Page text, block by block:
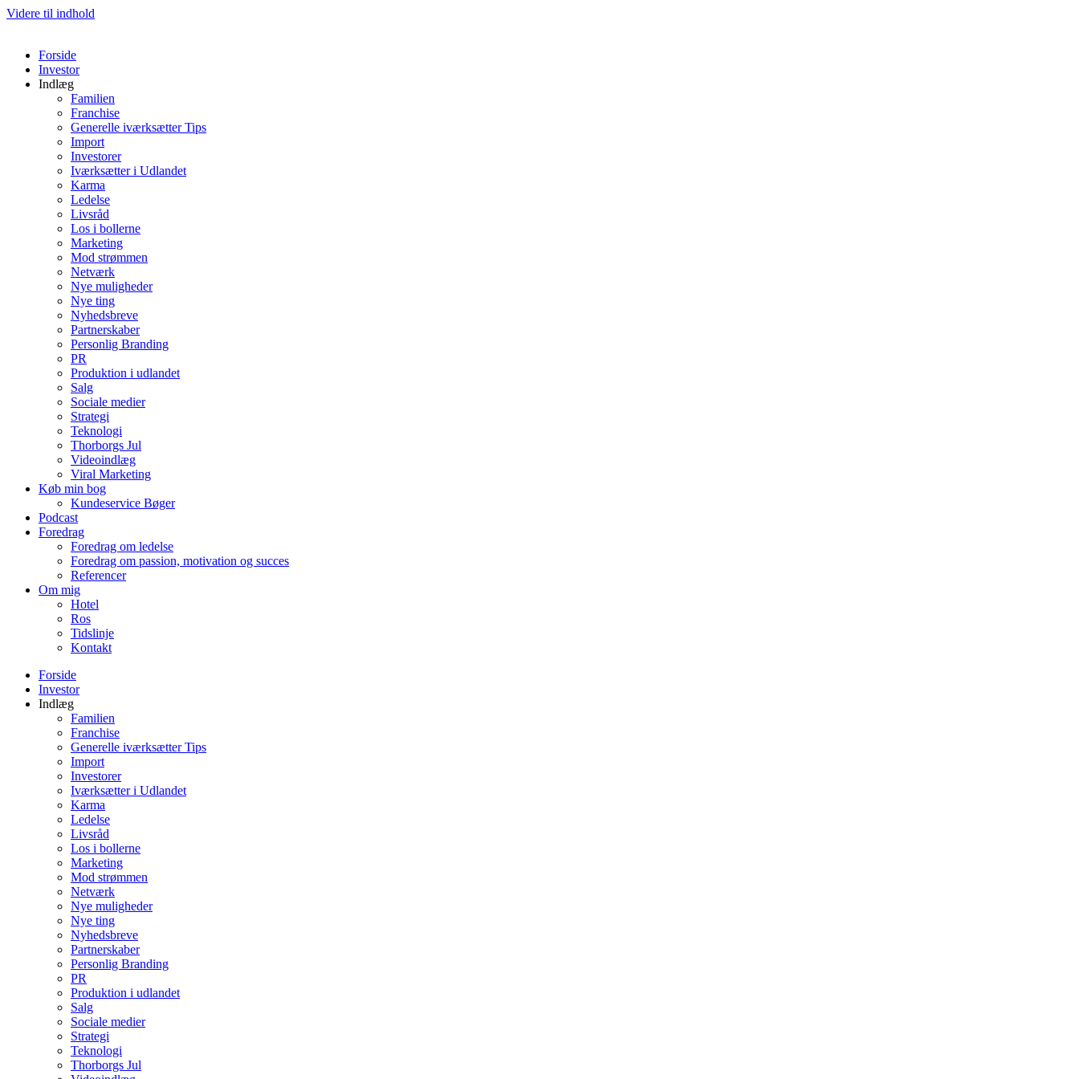
Videre til indhold
Forside
Investor
Indlæg
Familien
Franchise
Generelle iværksætter Tips
Import
Investorer
Iværksætter i Udlandet
Karma
Ledelse
Livsråd
Los i bollerne
Marketing
Mod strømmen
Netværk
Nye muligheder
Nye ting
Nyhedsbreve
Partnerskaber
Personlig Branding
PR
Produktion i udlandet
Salg
Sociale medier
Strategi
Teknologi
Thorborgs Jul
Videoindlæg
Viral Marketing
Køb min bog
Kundeservice Bøger
Podcast
Foredrag
Foredrag om ledelse
Foredrag om passion, motivation og succes
Referencer
Om mig
Hotel
Ros
Tidslinje
Kontakt
Forside
Investor
Indlæg
Familien
Franchise
Generelle iværksætter Tips
Import
Investorer
Iværksætter i Udlandet
Karma
Ledelse
Livsråd
Los i bollerne
Marketing
Mod strømmen
Netværk
Nye muligheder
Nye ting
Nyhedsbreve
Partnerskaber
Personlig Branding
PR
Produktion i udlandet
Salg
Sociale medier
Strategi
Teknologi
Thorborgs Jul